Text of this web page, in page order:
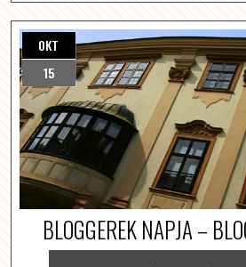
OKT
15
BLOGGEREK NAPJA –